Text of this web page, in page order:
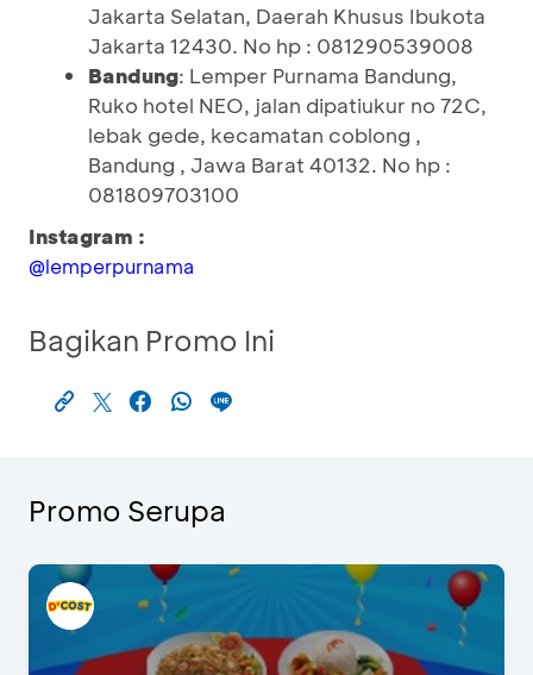
Jakarta Selatan, Daerah Khusus Ibukota
Jakarta 12430. No hp : 081290539008
Bandung: Lemper Purnama Bandung,
Ruko hotel NEO, jalan dipatiukur no 72C,
lebak gede, kecamatan coblong ,
Bandung , Jawa Barat 40132. No hp :
081809703100
Instagram :
@lemperpurnama
Bagikan Promo Ini
Promo Serupa